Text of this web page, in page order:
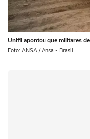
Unifil apontou que militares
Foto: ANSA / Ansa - Brasil